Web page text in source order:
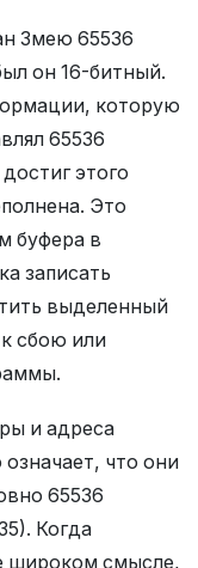
Змею 65536
он 16-битный.
которую
65536
этого
Это
буфера в
записать
выделенный
сбою или
и адреса
что они
65536
Когда
широком смысле,